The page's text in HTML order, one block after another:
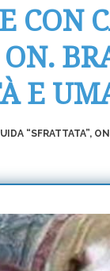
CON
ON.
E
“SFRATTATA”,